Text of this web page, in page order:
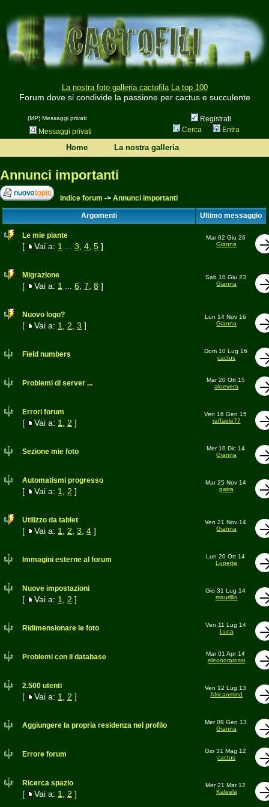
La nostra foto galleria cactofila La top 100
Forum dove si condivide la passione per cactus e succulente
(MP) Messaggi privati
Registrati
Messaggi privati
Cerca Entra
Home La nostra galleria
Annunci importanti
Indice forum -> Annunci importanti
Argomenti Ultimo messaggio
Le mie piante
[ Vai a: 1 3 4, 5]
Mar 02 Giu 26
Gianna
Migrazione
[ Vai a: 1 6 7 8 ]
Sab 10 Giu 23
Gianna
Nuovo logo?
[ Vai a: 1 2 3 ]
Lun 14 Nov 16
Gianna
Field numbers
Dom 10 Lug 16
cactus
Problemi di server ...
Mar 20 Ott 15
aloevera
Errori forum
[ Vai a: 1 2 ]
Ven 16 Gen 15
raffaele77
Sezione mie foto
Mer 10 Dic 14
Gianna
Automatismi progresso
[ Vai a: 1 2 ]
Mar 25 Nov 14
patra
Utilizzo da tablet
[ Vai a: 1 2 3 4]
Ven 21 Nov 14
Gianna
Immagini esterne al forum
Lun 20 Ott 14
Lupetta
Nuove impostazioni
[ Vai a: 1 2 ]
Gio 31 Lug 14
maurillio
Ridimensionare le foto
Ven 11 Lug 14
Luca
Problemi con il database
Mar 01 Apr 14
eleonorarossi
2.500 utenti
[ Vai a: 1 2 ]
Ven 12 Lug 13
Africanmind
Aggiungere la propria residenza nel profilo
Mer 09 Gen 13
Gianna
Errore forum
Gio 31 Mag 12
cactus
Ricerca spazio
[ Vai a: 1 2 ]
Mer 21 Mar 12
Kaleela